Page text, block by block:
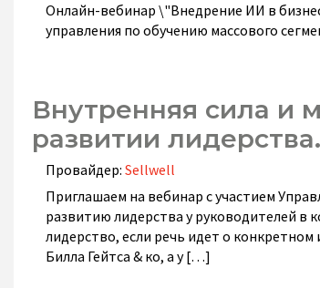
Онлайн-вебинар \"Внедрение ИИ в
управления по обучению массового
Внутренняя сила и
развитии лидерства.
Провайдер: Sellwell
Приглашаем на вебинар с участием
развитию лидерства у руководителей в
лидерство, если речь идет о
Билла Гейтса & ко, а у […]